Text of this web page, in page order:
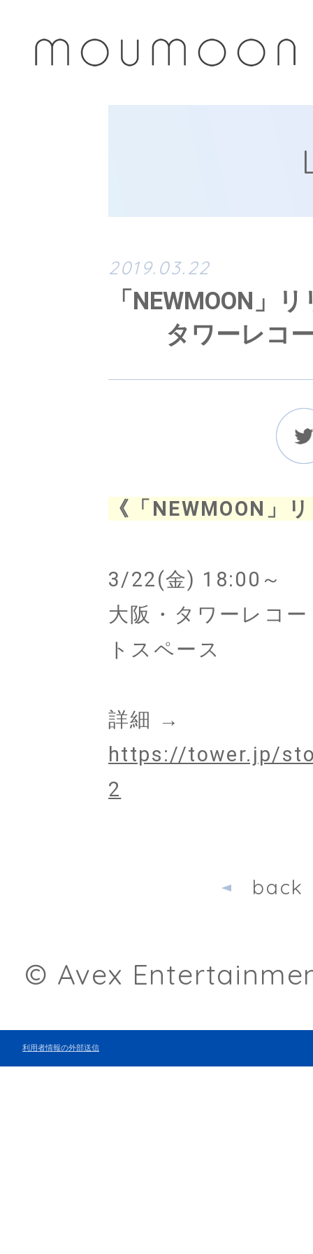
2019.03.22
「NEWMOON」
タワーレコ
《「NEWMOON」
3/22(金) 18:00～
大阪・タワーレコ
トスペース
詳細 →
https://tower.jp/
2
back
© Avex
利用者情報の外部送信